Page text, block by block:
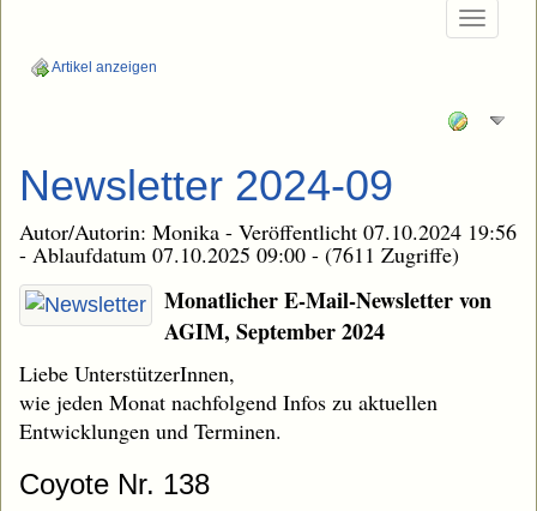
Artikel anzeigen
Newsletter 2024-09
Autor/Autorin: Monika - Veröffentlicht 07.10.2024 19:56
- Ablaufdatum 07.10.2025 09:00 - (7611 Zugriffe)
Monatlicher E-Mail-Newsletter von
AGIM, September 2024
Liebe UnterstützerInnen,
wie jeden Monat nachfolgend Infos zu aktuellen
Entwicklungen und Terminen.
Coyote Nr. 138